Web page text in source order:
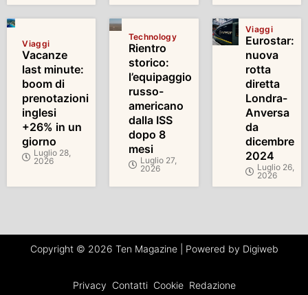
Viaggi
Vacanze
last minute:
boom di
prenotazioni
inglesi
+26% in un
giorno
Luglio 28,
2026
Technology
Rientro
storico:
l’equipaggio
russo-
americano
dalla ISS
dopo 8
mesi
Luglio 27,
2026
Viaggi
Eurostar:
nuova
rotta
diretta
Londra-
Anversa
da
dicembre
2024
Luglio 26,
2026
Copyright © 2026 Ten Magazine | Powered by Digiweb
Privacy Contatti Cookie Redazione